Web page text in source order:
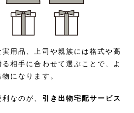
用品、上司や親族には格式や高
相手に合わせて選ぶことで、よ
になります。
なのが、 引き出物宅配サービス